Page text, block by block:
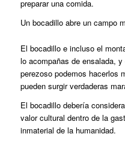
preparar una comida.
Un bocadillo abre un campo
El bocadillo e incluso el
lo acompañas de ensalada,
perezoso podemos hacerlos
pueden surgir verdaderas
El bocadillo debería
valor cultural dentro de la
inmaterial de la humanidad.